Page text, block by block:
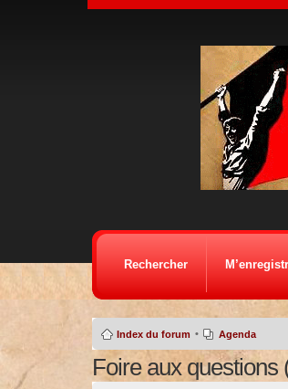
Rechercher
Index du forum • Agenda
Foire aux